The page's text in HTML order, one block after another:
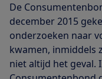
De
december 2015
onderzoeken naar
kwamen, inmiddels
niet altijd het geval.